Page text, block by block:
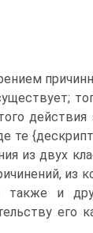
те
из двух
из
также и
его